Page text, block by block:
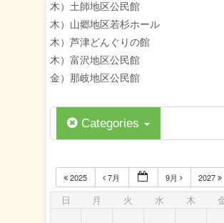
木）土師地区公民館
木）山郷地区若杉ホール
木）芦津どんぐりの館
木）富沢地区公民館
金）那岐地区公民館
Categories
2025 7月 9月 2027
日 月 火 水 木